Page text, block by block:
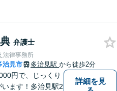
い解決ができる
したいと考えて
弁護士
法律事務所
治見市 多治見駅 から徒歩2分
円で、じっくり
ます！多治見駅2
詳細を見